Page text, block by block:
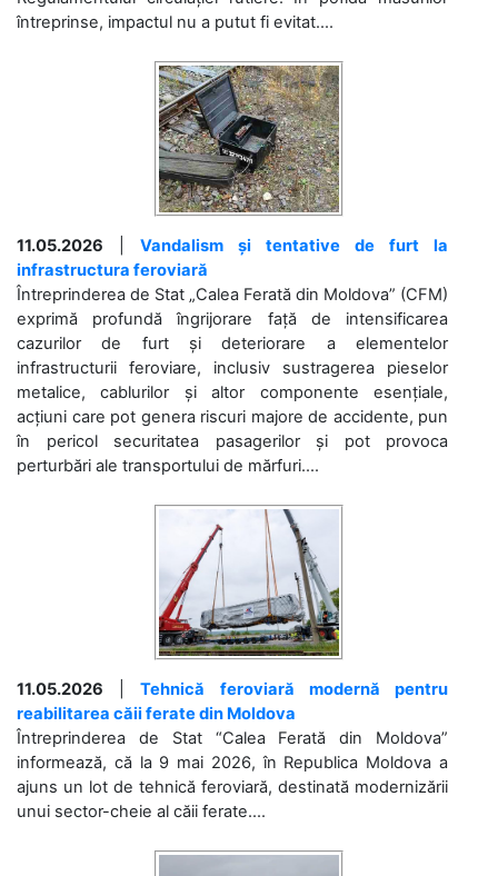
întreprinse, impactul nu a putut fi evitat....
11.05.2026
Vandalism și tentative de furt la
infrastructura feroviară
Întreprinderea de Stat „Calea Ferată din Moldova” (CFM)
exprimă profundă îngrijorare față de intensificarea
cazurilor de furt și deteriorare a elementelor
infrastructurii feroviare, inclusiv sustragerea pieselor
metalice, cablurilor și altor componente esențiale,
acțiuni care pot genera riscuri majore de accidente, pun
în pericol securitatea pasagerilor și pot provoca
perturbări ale transportului de mărfuri....
11.05.2026 |Tehnică feroviară modernă pentru
reabilitarea căii ferate din Moldova
Întreprinderea de Stat “Calea Ferată din Moldova”
informează, că la 9 mai 2026, în Republica Moldova a
ajuns un lot de tehnică feroviară, destinată modernizării
unui sector-cheie al căii ferate....